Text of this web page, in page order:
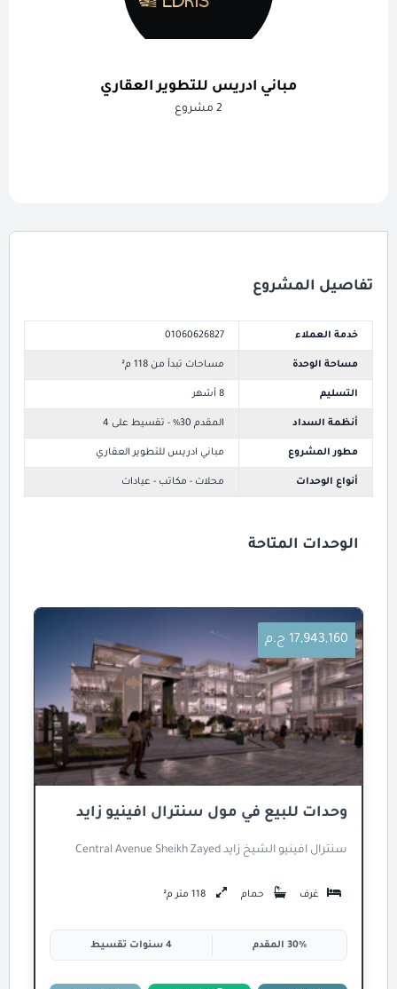
مباني ادريس للتطوير العقاري
2 مشروع
تفاصيل المشروع
خدمة العملاء 01060626827
مساحة الوحدة مساحات تبدأ من 118 م²
التسليم 8 أشهر
أنظمة السداد المقدم 30% - تقسيط على 4
مطور المشروع مباني ادريس للتطوير العقاري
أنواع الوحدات محلات - مكاتب - عيادات
الوحدات المتاحة
17,943,160 ج.م
وحدات للبيع في مول سنترال افينيو زايد
سنترال افينيو الشيخ زايد Central Avenue Sheikh Zayed
غرف حمام 118 متر م²
30% المقدم 4 سنوات تقسيط